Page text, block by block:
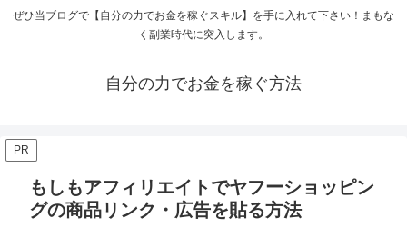
ぜひ当ブログで【自分の力でお金を稼ぐスキル】を手に入れて下さい！まもな
く副業時代に突入します。
自分の力でお金を稼ぐ方法
PR
もしもアフィリエイトでヤフーショッピン
グの商品リンク・広告を貼る方法